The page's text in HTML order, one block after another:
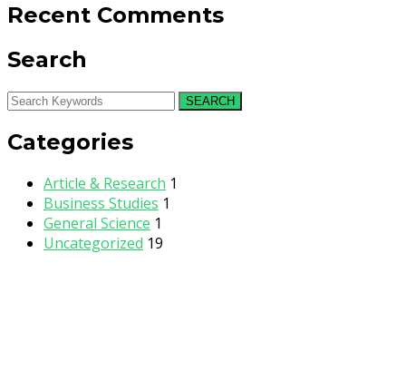
Recent Comments
Search
SEARCH
Categories
Article & Research 1
Business Studies 1
General Science 1
Uncategorized 19